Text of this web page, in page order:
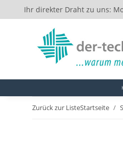
Ihr direkter Draht zu uns:
Zurück zur ListeStartseite